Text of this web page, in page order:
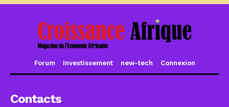
Forum Investissement new-tech Connexion
Contacts